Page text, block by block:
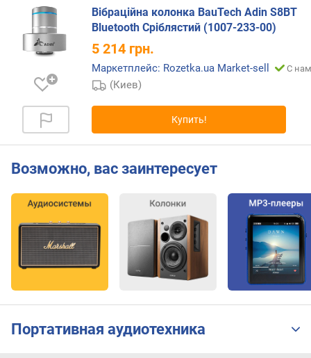
в
х
о
н
я
н
с
т
ь
(
В
т
и
Вібраційна колонка BauTech Adin S8BT
Bluetooth Сріблястий (1007-233-00)
5 214 грн.
Маркетплейс: Rozetka.ua Market-sell С
(Киев)
Купить!
Возможно, вас заинтересует
Портативная аудиотехника